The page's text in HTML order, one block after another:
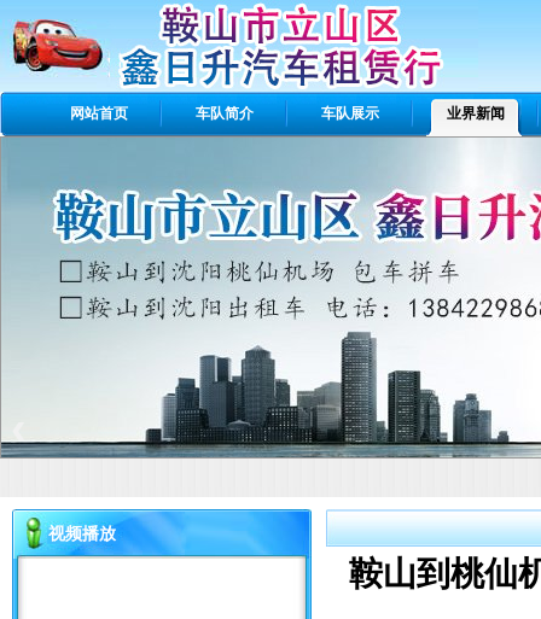
网站首页 车队简介 车队展示 业界新闻
‹
视频播放
鞍山到桃仙